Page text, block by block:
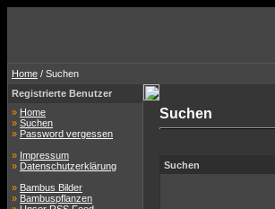
Home / Suchen
Registrierte Benutzer
» Home
» Suchen
» Password vergessen
» Impressum
» Datenschutzerklärung
» Bambus Bilder
» Bambuspflanzen
Suchen
Suchen